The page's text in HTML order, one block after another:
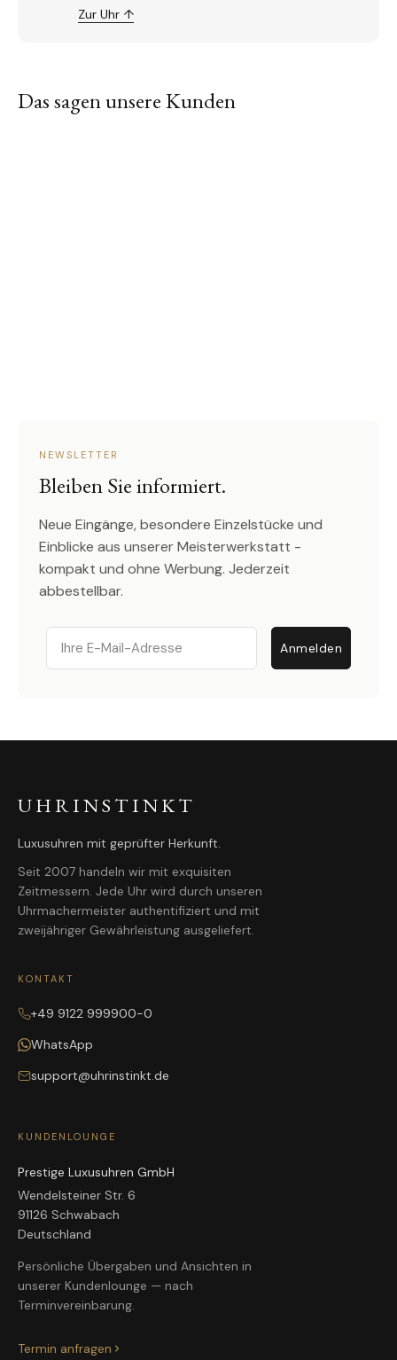
Zur Uhr ↑
Das sagen unsere Kunden
NEWSLETTER
Bleiben Sie informiert.
Neue Eingänge, besondere Einzelstücke und
Einblicke aus unserer Meisterwerkstatt -
kompakt und ohne Werbung. Jederzeit
abbestellbar.
Email
Anmelden
UHRINSTINKT
Luxusuhren mit geprüfter Herkunft.
Seit 2007 handeln wir mit exquisiten
Zeitmessern. Jede Uhr wird durch unseren
Uhrmachermeister authentifiziert und mit
zweijähriger Gewährleistung ausgeliefert.
KONTAKT
+49 9122 999900-0
WhatsApp
support@uhrinstinkt.de
KUNDENLOUNGE
Prestige Luxusuhren GmbH
Wendelsteiner Str. 6
91126 Schwabach
Deutschland
Persönliche Übergaben und Ansichten in
unserer Kundenlounge — nach
Terminvereinbarung.
Termin anfragen